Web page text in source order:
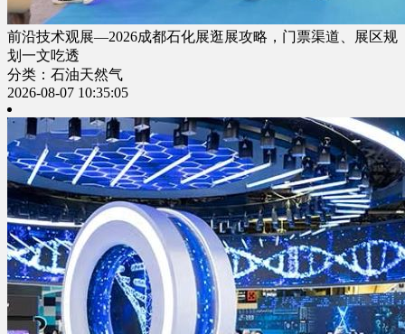
前沿技术观展—2026成都石化展逛展攻略，门票渠道、展区规
划一文吃透
分类：石油天然气
2026-08-07 10:35:05